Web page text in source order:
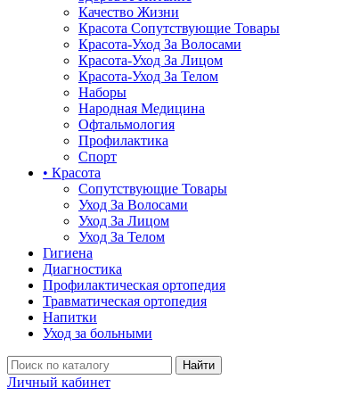
Качество Жизни
Красота Сопутствующие Товары
Красота-Уход За Волосами
Красота-Уход За Лицом
Красота-Уход За Телом
Наборы
Народная Медицина
Офтальмология
Профилактика
Спорт
• Красота
Сопутствующие Товары
Уход За Волосами
Уход За Лицом
Уход За Телом
Гигиена
Диагностика
Профилактическая ортопедия
Травматическая ортопедия
Напитки
Уход за больными
Найти
Личный кабинет